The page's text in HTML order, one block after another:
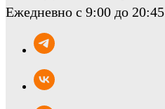
Ежедневно с 9:00 до 20:45